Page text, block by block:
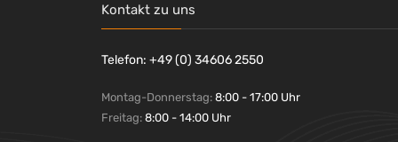
GBC® (+85)
GENIE® (+16)
Geramöbel(+1)
Kontakt zu uns
Telefon: +49 (0) 34606 2550
Montag-Donnerstag: 8:00 - 17:00 Uhr
Freitag: 8:00 - 14:00 Uhr